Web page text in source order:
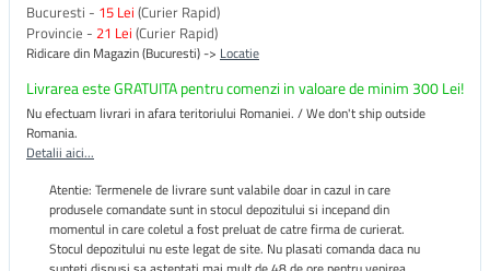
Bucuresti - 15 Lei (Curier Rapid)
Provincie - 21 Lei (Curier Rapid)
Ridicare din Magazin (Bucuresti) -> Locatie
Livrarea este GRATUITA pentru comenzi in valoare de minim 300 Lei!
Nu efectuam livrari in afara teritoriului Romaniei. / We don't ship outside
Romania.
Detalii aici...
Atentie: Termenele de livrare sunt valabile doar in cazul in care
produsele comandate sunt in stocul depozitului si incepand din
momentul in care coletul a fost preluat de catre firma de curierat.
Stocul depozitului nu este legat de site. Nu plasati comanda daca nu